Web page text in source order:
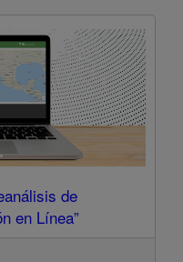
de
en Línea”